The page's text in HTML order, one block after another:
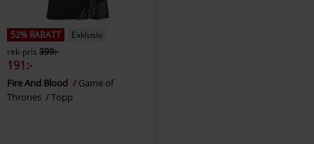
52% RABATT
Exklusiv
rek-pris 399:-
191:-
Fire And Blood
Game of
Thrones
Topp